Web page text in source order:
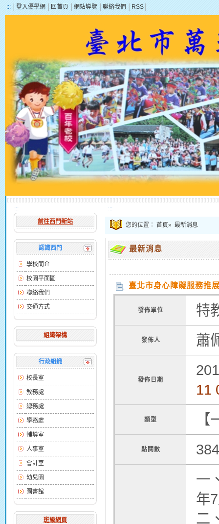
::: 登入優學網 回首頁 網站導覽 聯絡我們 RSS
:::
前往西門新站
認識西門
學校簡介
校園平面圖
聯絡我們
交通方式
組織架構
行政組織
校長室
教務處
總務處
學務處
輔導室
人事室
會計室
幼兒園
圖書館
班級網頁
:::
您的位置： 首頁» 最新消息
最新消息
臺北市身心障礙服務推
發佈單位 特
發佈人 蕭
發佈日期
11
類型
點閱數 384
一
年
二